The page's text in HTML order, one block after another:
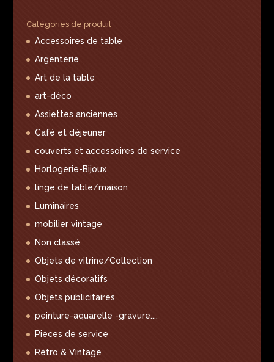
Catégories de produit
Accessoires de table
Argenterie
Art de la table
art-déco
Assiettes anciennes
Café et déjeuner
couverts et accessoires de service
Horlogerie-Bijoux
linge de table/maison
Luminaires
mobilier vintage
Non classé
Objets de vitrine/Collection
Objets décoratifs
Objets publicitaires
peinture-aquarelle -gravure....
Pieces de service
Rétro & Vintage